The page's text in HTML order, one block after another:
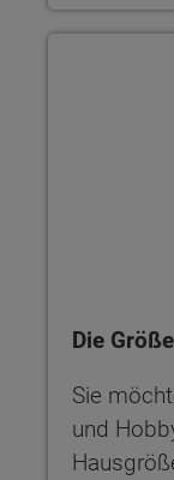
Die
Sie
und